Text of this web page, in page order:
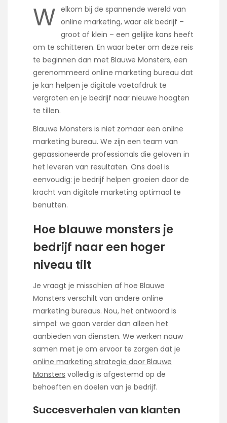
W elkom bij de spannende wereld van
online marketing, waar elk bedrijf –
groot of klein – een gelijke kans heeft
om te schitteren. En waar beter om deze reis
te beginnen dan met Blauwe Monsters, een
gerenommeerd online marketing bureau dat
je kan helpen je digitale voetafdruk te
vergroten en je bedrijf naar nieuwe hoogten
te tillen.
Blauwe Monsters is niet zomaar een online
marketing bureau. We zijn een team van
gepassioneerde professionals die geloven in
het leveren van resultaten. Ons doel is
eenvoudig: je bedrijf helpen groeien door de
kracht van digitale marketing optimaal te
benutten.
Hoe blauwe monsters je
bedrijf naar een hoger
niveau tilt
Je vraagt je misschien af hoe Blauwe
Monsters verschilt van andere online
marketing bureaus. Nou, het antwoord is
simpel: we gaan verder dan alleen het
aanbieden van diensten. We werken nauw
samen met je om ervoor te zorgen dat je
online marketing strategie door Blauwe
Monsters volledig is afgestemd op de
behoeften en doelen van je bedrijf.
Succesverhalen van klanten